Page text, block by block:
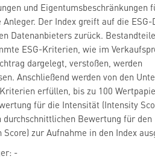
und Eigentumsbeschränkungen
Anleger. Der Index greift auf die ESG-
Datenanbieters zurück.
ESG-Kriterien, wie im
dargelegt, verstoßen, werden
Anschließend werden von den
erfüllen, bis zu 100
für die Intensität (Intensity
durchschnittlichen Bewertung für
Score) zur Aufnahme in den Index
-